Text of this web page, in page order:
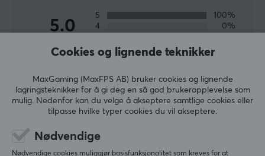
5.0
Basert på 2 vurderinger
5
100%
4
0%
SKRIV ANMELDELSE
Relevans
Alle anmeldelser
Cookies og lignende teknikker
MaxGaming (MaxFPS AB) bruker cookies og lignende
lagringsteknikker for å gi deg en så god brukeropplevelse som
mulig. Nedenfor kan du velge å akseptere samtlige cookies eller
tilpasse hvilke typer cookies du vil akseptere.
Nødvendige
Nødvendige cookies muliggjør basisfunksjonalitet som kreves for at